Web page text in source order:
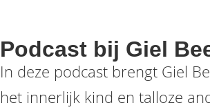
Podcast bij Giel
In deze podcast brengt Giel
het innerlijk kind en talloze